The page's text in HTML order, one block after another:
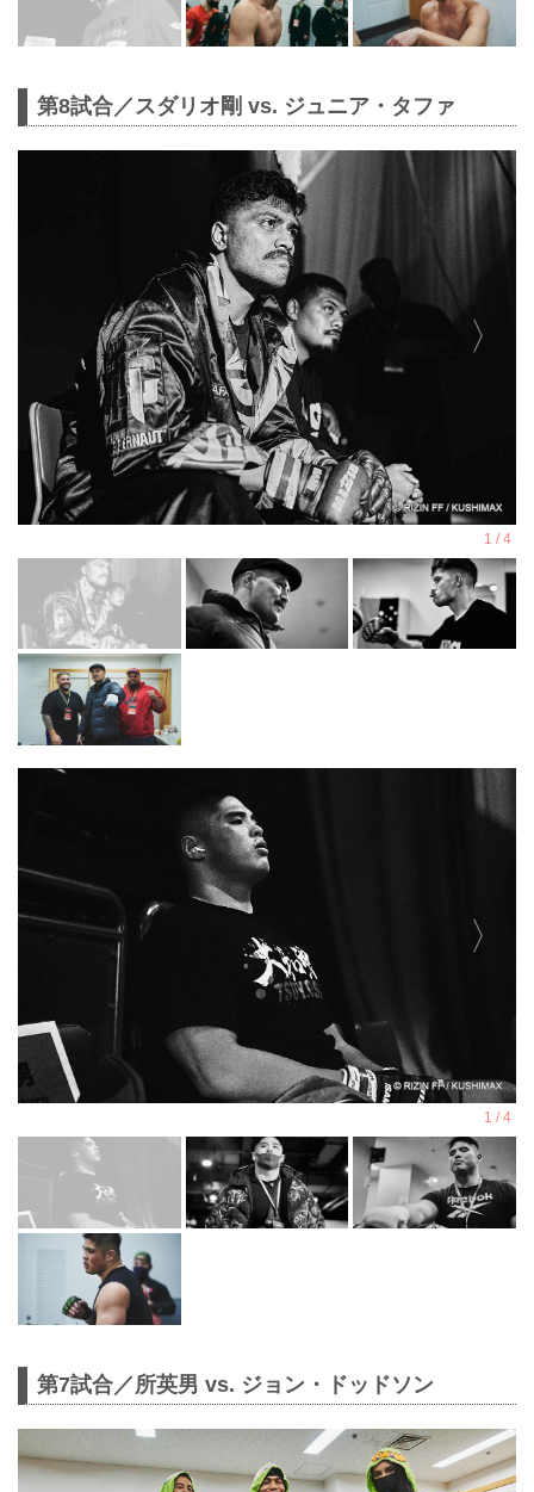
第8試合／スダリオ剛 vs. ジュニア・タファ
第7試合／所英男 vs. ジョン・ドッドソン